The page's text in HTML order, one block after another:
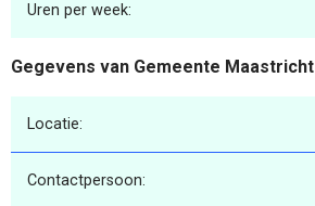
Uren per week:
Gegevens van Gemeente Maastricht
Locatie:
Contactpersoon: